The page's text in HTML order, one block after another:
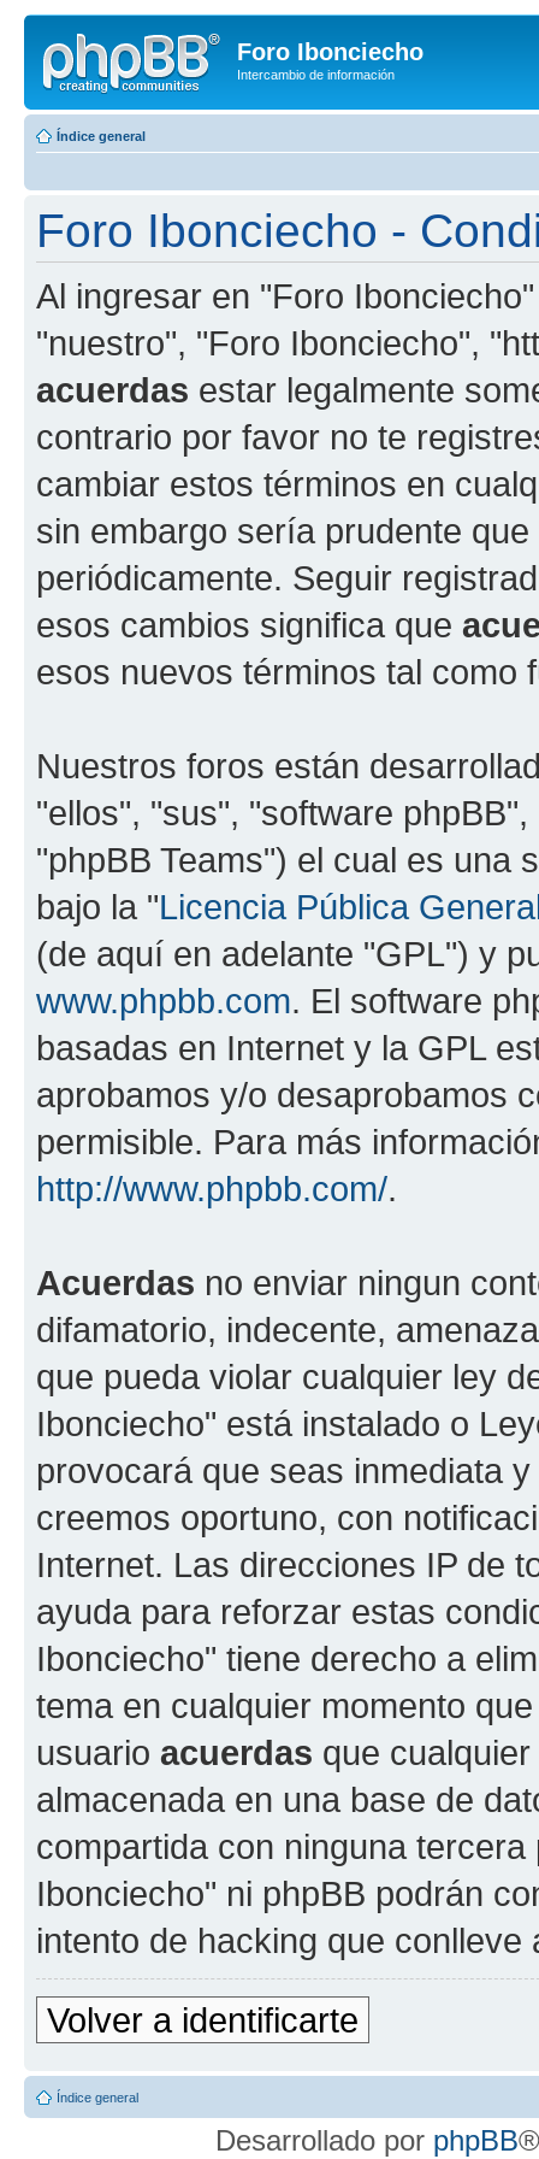
Foro Ibonciecho
Intercambio de información
Índice general
Foro Ibonciecho -
Al ingresar en "Foro
"nuestro", "Foro Ibonciecho",
acuerdas estar legalmente
contrario por favor no te
cambiar estos términos en
sin embargo sería prudente
periódicamente. Seguir
esos cambios significa que
esos nuevos términos tal como
Nuestros foros están
"ellos", "sus", "software
"phpBB Teams") el cual es una
bajo la "Licencia Pública
(de aquí en adelante "GPL") y
www.phpbb.com. El software
basadas en Internet y la GPL
aprobamos y/o desaprobamos
permisible. Para más
http://www.phpbb.com/.
Acuerdas no enviar ningun
difamatorio, indecente,
que pueda violar cualquier ley
Ibonciecho" está instalado o
provocará que seas inmediata
creemos oportuno, con
Internet. Las direcciones IP de
ayuda para reforzar estas
Ibonciecho" tiene derecho a
tema en cualquier momento
usuario acuerdas que
almacenada en una base de
compartida con ninguna
Ibonciecho" ni phpBB podrán
intento de hacking que
Volver a identificarte
Índice general
Desarrollado por phpBB